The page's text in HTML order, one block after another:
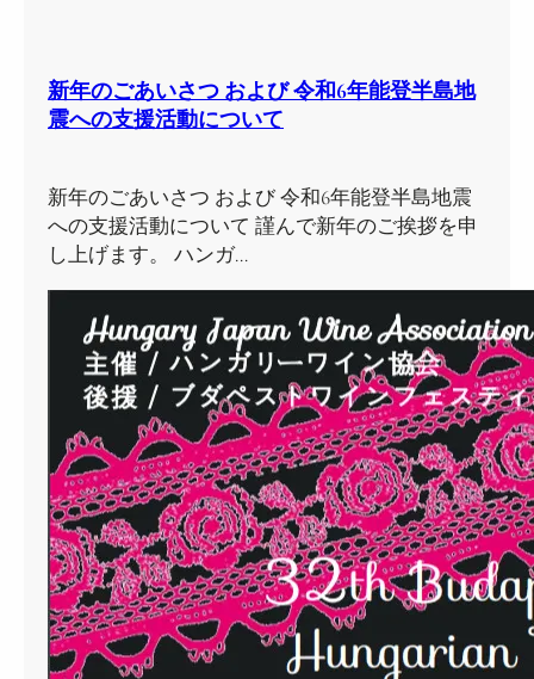
新年のごあいさつ および 令和6年能登半島地
震への支援活動について
新年のごあいさつ および 令和6年能登半島地震
への支援活動について 謹んで新年のご挨拶を申
し上げます。 ハンガ…